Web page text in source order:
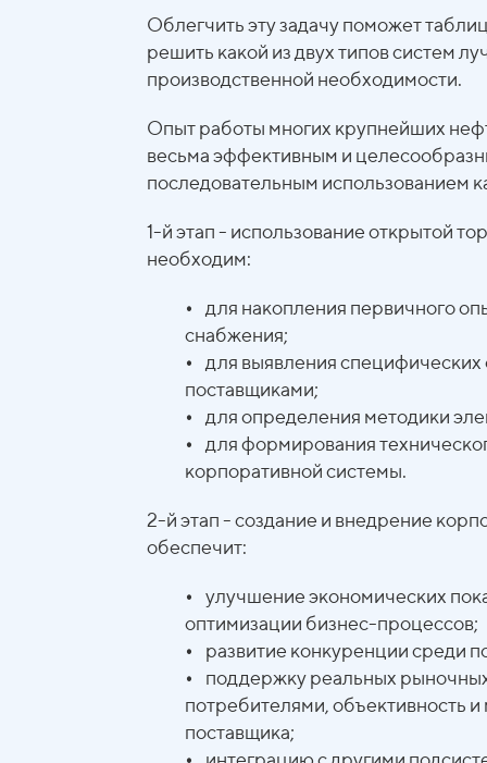
Облегчить эту задачу поможет
решить какой из двух типов систем
производственной необходимости.
Опыт работы многих крупнейших
весьма эффективным и
последовательным использованием
1-й этап - использование открытой
необходим:
• для накопления первичного
снабжения;
• для выявления специфических
поставщиками;
• для определения методики
• для формирования
корпоративной системы.
2-й этап - создание и внедрение
обеспечит:
• улучшение экономических
оптимизации бизнес-процессов;
• развитие конкуренции среди
• поддержку реальных
потребителями, объективность
поставщика;